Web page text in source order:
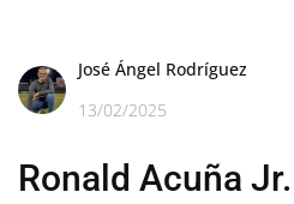
José Ángel Rodríguez
13/02/2025
Ronald Acuña